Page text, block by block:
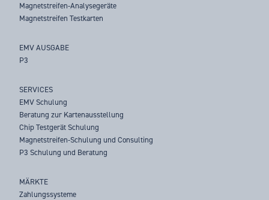
Magnetstreifen-Analysegeräte
Magnetstreifen Testkarten
EMV AUSGABE
P3
SERVICES
EMV Schulung
Beratung zur Kartenausstellung
Chip Testgerät Schulung
Magnetstreifen-Schulung und Consulting
P3 Schulung und Beratung
MÄRKTE
Zahlungssysteme